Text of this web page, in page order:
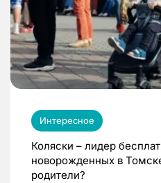
Интересное
Коляски – лидер
новорожденных в
родители?